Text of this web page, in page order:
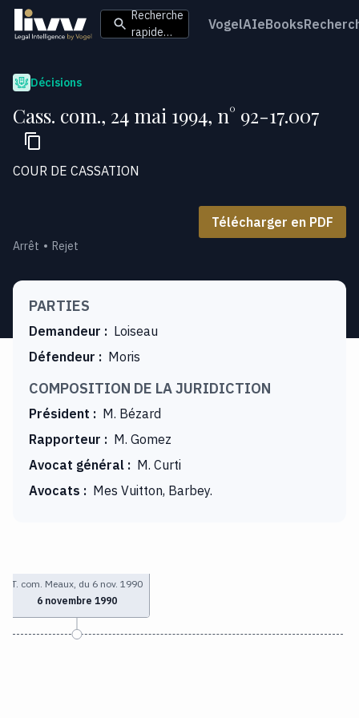
Recherche
rapide…
VogelAIeBooks
Décisions
Cass. com., 24 mai 1994, n° 92-17.007
COUR DE CASSATION
Télécharger en PDF
Arrêt Rejet
PARTIES
Demandeur : Loiseau
Défendeur : Moris
COMPOSITION DE LA JURIDICTION
Président : M. Bézard
Rapporteur : M. Gomez
Avocat général : M. Curti
Avocats : Mes Vuitton, Barbey.
T. com. Meaux, du 6 nov. 1990
6 novembre 1990